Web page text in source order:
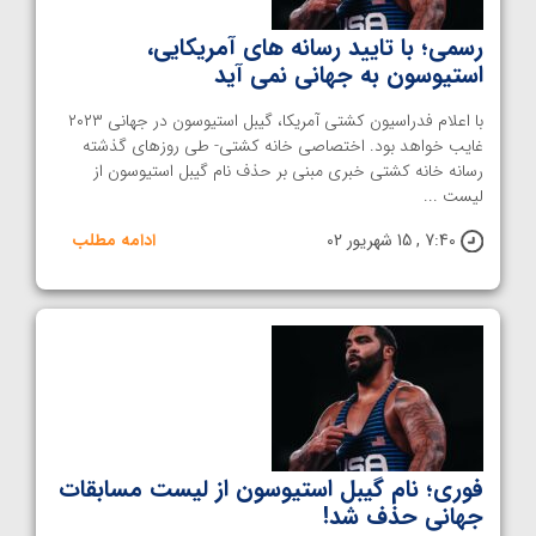
رسمی؛ با تایید رسانه های آمریکایی،
استیوسون به جهانی نمی آید
با اعلام فدراسیون کشتی آمریکا، گیبل استیوسون در جهانی ۲۰۲۳
غایب خواهد بود. اختصاصی خانه کشتی- طی روزهای گذشته
رسانه خانه کشتی خبری مبنی بر حذف نام گیبل استیوسون از
لیست ...
7:40 , 15 شهریور 02
ادامه مطلب
فوری؛ نام گیبل استیوسون از لیست مسابقات
جهانی حذف شد!